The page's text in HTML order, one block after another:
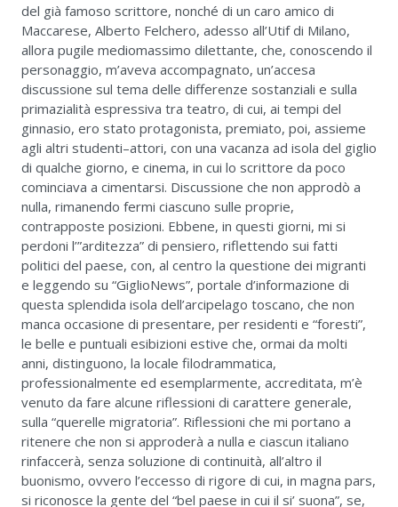
del già famoso scrittore, nonché di un caro amico di
Maccarese, Alberto Felchero, adesso all’Utif di Milano,
allora pugile mediomassimo dilettante, che, conoscendo il
personaggio, m’aveva accompagnato, un’accesa
discussione sul tema delle differenze sostanziali e sulla
primazialità espressiva tra teatro, di cui, ai tempi del
ginnasio, ero stato protagonista, premiato, poi, assieme
agli altri studenti–attori, con una vacanza ad isola del giglio
di qualche giorno, e cinema, in cui lo scrittore da poco
cominciava a cimentarsi. Discussione che non approdò a
nulla, rimanendo fermi ciascuno sulle proprie,
contrapposte posizioni. Ebbene, in questi giorni, mi si
perdoni l’”arditezza” di pensiero, riflettendo sui fatti
politici del paese, con, al centro la questione dei migranti
e leggendo su “GiglioNews”, portale d’informazione di
questa splendida isola dell’arcipelago toscano, che non
manca occasione di presentare, per residenti e “foresti”,
le belle e puntuali esibizioni estive che, ormai da molti
anni, distinguono, la locale filodrammatica,
professionalmente ed esemplarmente, accreditata, m’è
venuto da fare alcune riflessioni di carattere generale,
sulla “querelle migratoria”. Riflessioni che mi portano a
ritenere che non si approderà a nulla e ciascun italiano
rinfaccerà, senza soluzione di continuità, all’altro il
buonismo, ovvero l’eccesso di rigore di cui, in magna pars,
si riconosce la gente del “bel paese in cui il si’ suona”, se,